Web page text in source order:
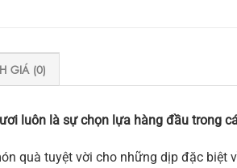
GIÁ (0)
luôn là sự chọn lựa hàng đầu trong
quà tuyệt vời cho những dịp đặc biệt